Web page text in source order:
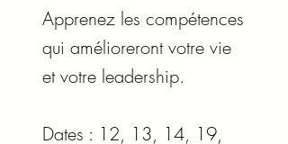
Apprenez les compétences
qui amélioreront votre vie
et ​​votre leadership.
Dates : 12, 13, 14, 19,